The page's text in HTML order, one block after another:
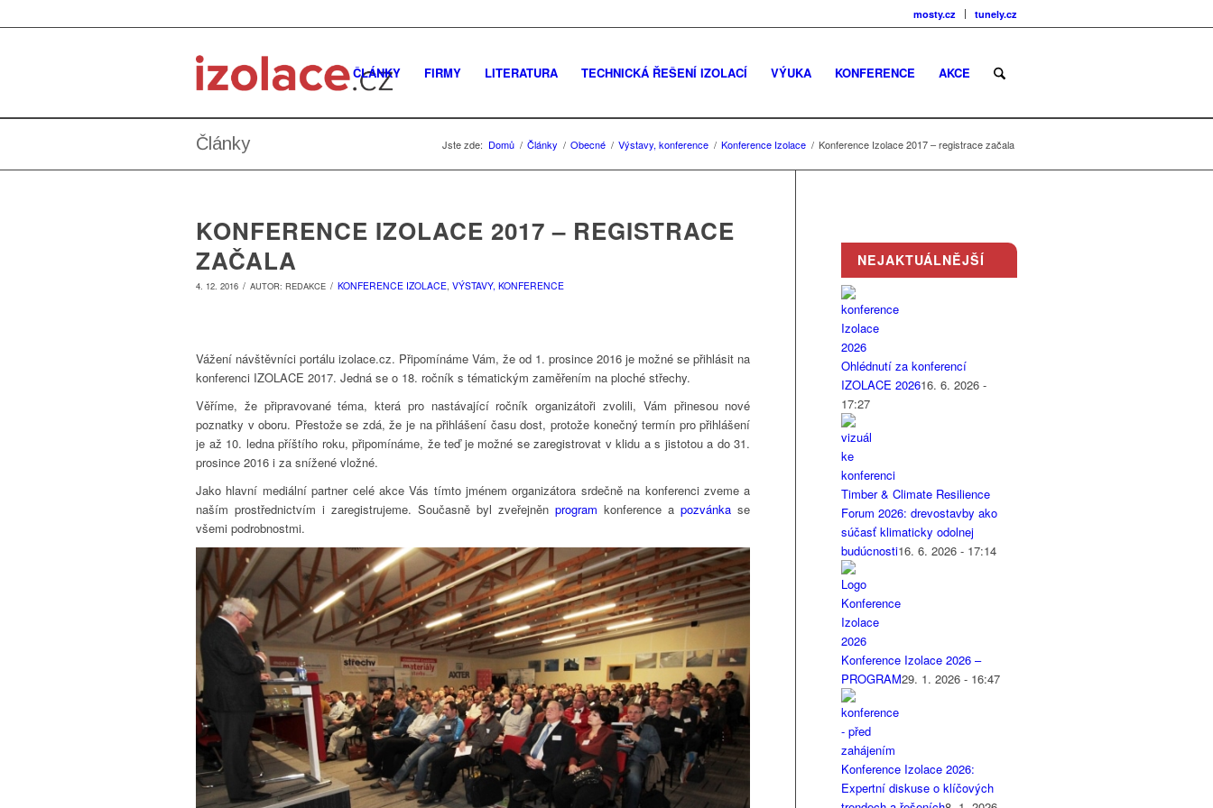
mosty.cz tunely.cz
ČLÁNKY FIRMY LITERATURA TECHNICKÁ ŘEŠENÍ IZOLACÍ VÝUKA KONFERENCE AKCE
Články Jste zde: Domů / Články / Obecné / Výstavy, konference / Konference Izolace / Konference Izolace 2017 – registrace začala
KONFERENCE IZOLACE 2017 – REGISTRACE
ZAČALA
4. 12. 2016 / AUTOR: REDAKCE / KONFERENCE IZOLACE, VÝSTAVY, KONFERENCE
Vážení návštěvníci portálu izolace.cz. Připomínáme Vám, že od 1. prosince 2016 je možné se přihlásit na
konferenci IZOLACE 2017. Jedná se o 18. ročník s tématickým zaměřením na ploché střechy.
Věříme, že připravované téma, která pro nastávající ročník organizátoři zvolili, Vám přinesou nové
poznatky v oboru. Přestože se zdá, že je na přihlášení času dost, protože konečný termín pro přihlášení
je až 10. ledna příštího roku, připomínáme, že teď je možné se zaregistrovat v klidu a s jistotou a do 31.
prosince 2016 i za snížené vložné.
Jako hlavní mediální partner celé akce Vás tímto jménem organizátora srdečně na konferenci zveme a
naším prostřednictvím i zaregistrujeme. Současně byl zveřejněnprogram konference apozvánka se
všemi podrobnostmi.
NEJAKTUÁLNĚJŠÍ
Ohlédnutí za konferencí
IZOLACE 202616. 6. 2026 -
17:27
Timber & Climate Resilience
Forum 2026: drevostavby ako
súčasť klimaticky odolnej
budúcnosti16. 6. 2026 - 17:14
Konference Izolace 2026 –
PROGRAM29. 1. 2026 - 16:47
Konference Izolace 2026:
Expertní diskuse o klíčových